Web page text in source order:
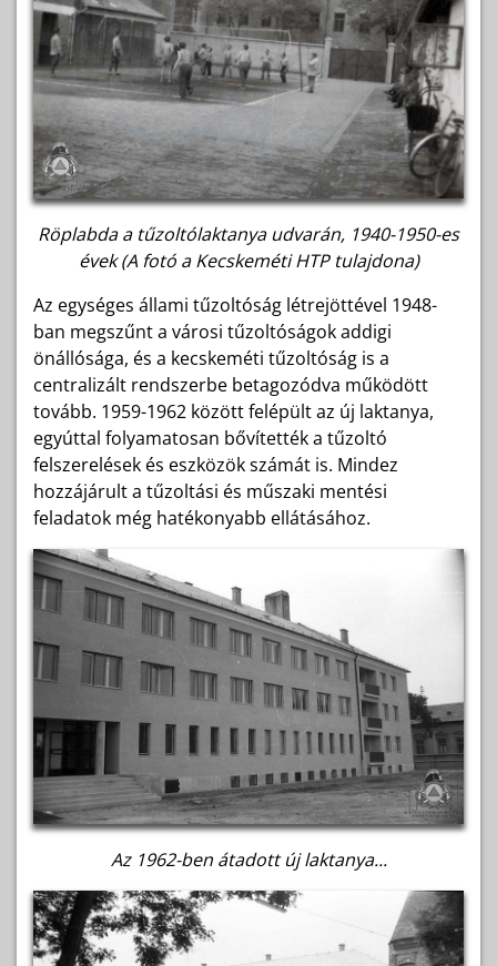
Röplabda a tűzoltólaktanya udvarán, 1940-1950-es
évek (A fotó a Kecskeméti HTP tulajdona)
Az egységes állami tűzoltóság létrejöttével 1948-
ban megszűnt a városi tűzoltóságok addigi
önállósága, és a kecskeméti tűzoltóság is a
centralizált rendszerbe betagozódva működött
tovább. 1959-1962 között felépült az új laktanya,
egyúttal folyamatosan bővítették a tűzoltó
felszerelések és eszközök számát is. Mindez
hozzájárult a tűzoltási és műszaki mentési
feladatok még hatékonyabb ellátásához.
Az 1962-ben átadott új laktanya...